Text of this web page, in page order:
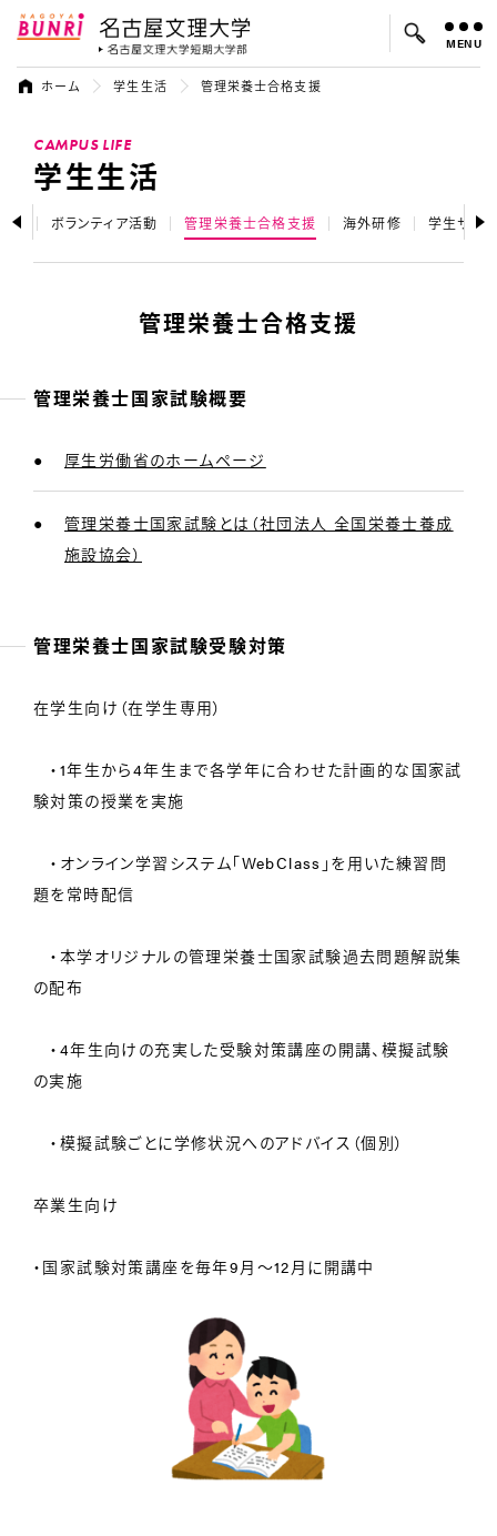
名古屋文理大学 名古屋文理大
よく検索されているキーワード：
MENU
ホーム 学生生活 管理栄養士合格支援
CAMPUS LIFE
学生生活
プ ボランティア活動 管理栄養士合格支援 海外研修 学生サー
管理栄養士合格支援
管理栄養士国家試験概要
厚生労働省のホームページ
管理栄養士国家試験とは（社団法人 全国栄養士養成
施設協会）
管理栄養士国家試験受験対策
在学生向け（在学生専用）
・1年生から4年生まで各学年に合わせた計画的な国家試
験対策の授業を実施
・オンライン学習システム「WebClass」を用いた練習問
題を常時配信
・本学オリジナルの管理栄養士国家試験過去問題解説集
の配布
・4年生向けの充実した受験対策講座の開講、模擬試験
の実施
・模擬試験ごとに学修状況へのアドバイス（個別）
卒業生向け
・国家試験対策講座を毎年9月～12月に開講中